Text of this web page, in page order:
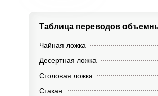
Таблица переводов
Чайная ложка
Десертная ложка
Столовая ложка
Стакан